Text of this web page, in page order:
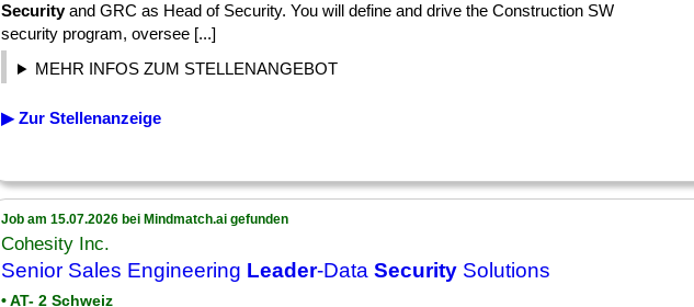
Securityand GRC as Head of Security. You will define and drive the Construction SW
security program, oversee [...]
MEHR INFOS ZUM STELLENANGEBOT
▶ Zur Stellenanzeige
Job am 15.07.2026 bei Mindmatch.ai gefunden
Cohesity Inc.
Senior Sales Engineering Leader-Data Security Solutions
• AT- 2 Schweiz